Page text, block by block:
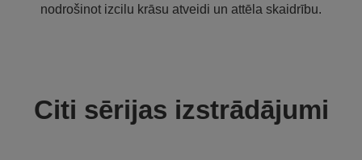
nodrošinot izcilu krāsu atveidi un attēla skaidrību.
Citi sērijas izstrādājumi